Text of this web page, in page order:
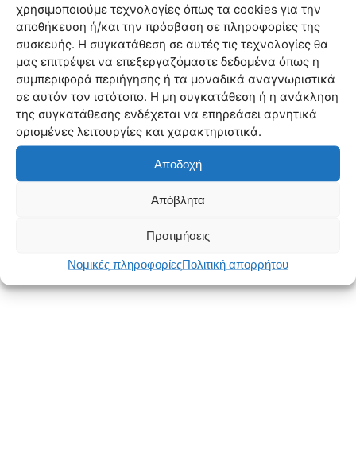
χρησιμοποιούμε τεχνολογίες όπως τα cookies για την
αποθήκευση ή/και την πρόσβαση σε πληροφορίες της
συσκευής. Η συγκατάθεση σε αυτές τις τεχνολογίες θα
μας επιτρέψει να επεξεργαζόμαστε δεδομένα όπως η
συμπεριφορά περιήγησης ή τα μοναδικά αναγνωριστικά
σε αυτόν τον ιστότοπο. Η μη συγκατάθεση ή η ανάκληση
της συγκατάθεσης ενδέχεται να επηρεάσει αρνητικά
ορισμένες λειτουργίες και χαρακτηριστικά.
Αποδοχή
Απόβλητα
Προτιμήσεις
Νομικές πληροφορίεςΠολιτική απορρήτου